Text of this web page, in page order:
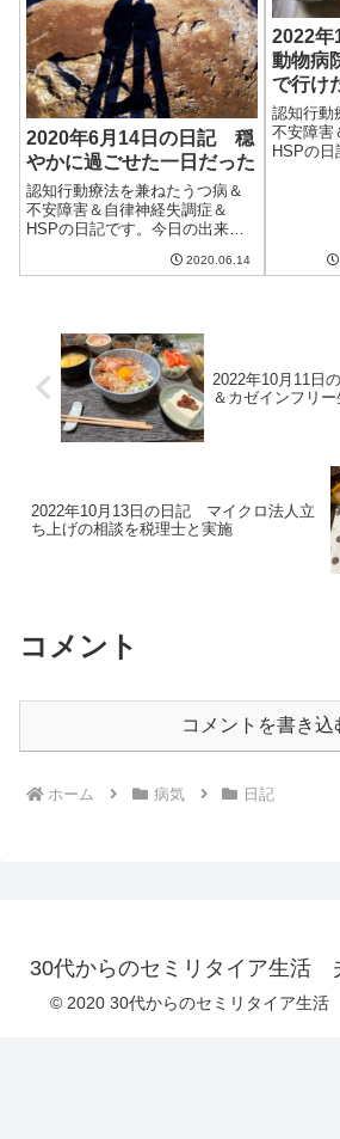
2020年6月14日の日記 穏
やかに過ごせた一日だった
認知行動療法を兼ねたうつ病＆
不安障害＆自律神経失調症＆
HSPの日記です。今日の出来事
マンションだけあって家の中は
きこもっていた...
2020.06.14
2022
動物病
で行け
認知行動
不安障害
HSPの
トのマ
2022年10月11日
＆カゼインフリ
2022年10月13日の日記 マイクロ法人立
ち上げの相談を税理士と実施
コメント
コメントを書き込
ホーム 病気 日記
30代からのセミリタイア生活
© 2020 30代からのセミリタイア生活